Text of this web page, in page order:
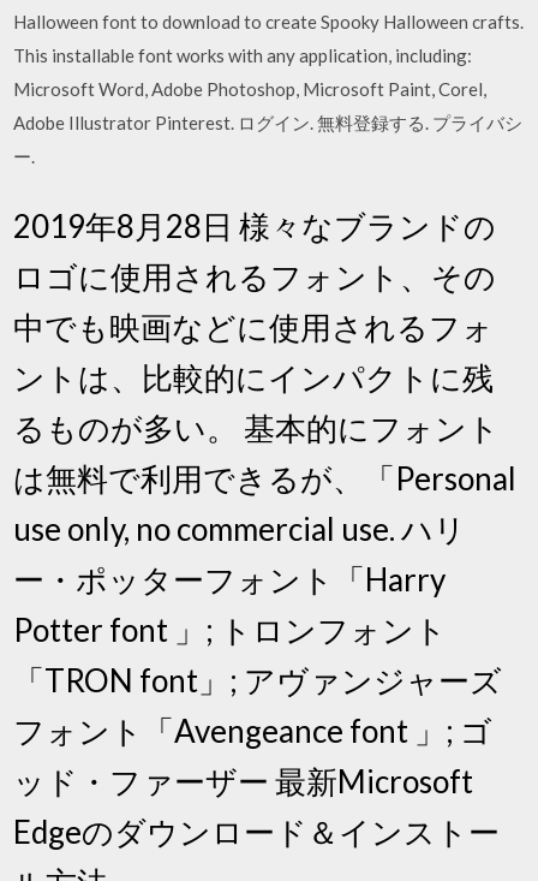
Halloween font to download to create Spooky Halloween crafts.
This installable font works with any application, including:
Microsoft Word, Adobe Photoshop, Microsoft Paint, Corel,
Adobe Illustrator Pinterest. ログイン. 無料登録する. プライバシ
ー.
2019年8月28日 様々なブランドの
ロゴに使用されるフォント、その
中でも映画などに使用されるフォ
ントは、比較的にインパクトに残
るものが多い。 基本的にフォント
は無料で利用できるが、「Personal
use only, no commercial use. ハリ
ー・ポッターフォント「Harry
Potter font 」; トロンフォント
「TRON font」; アヴァンジャーズ
フォント「Avengeance font 」; ゴ
ッド・ファーザー 最新Microsoft
Edgeのダウンロード＆インストー